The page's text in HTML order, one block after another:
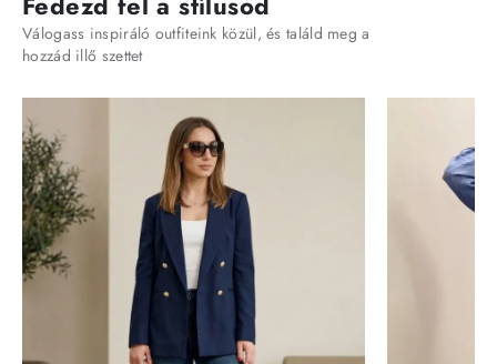
Válogass inspiráló outfiteink közül, és találd meg a
hozzád illő szettet